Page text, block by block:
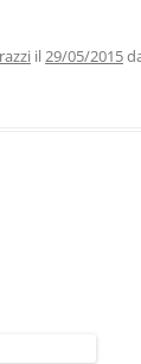
il29/05/2015